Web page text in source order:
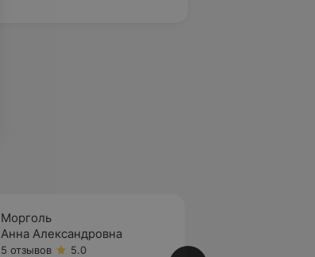
Морголь
Анна Александровна
5 отзывов
5.0